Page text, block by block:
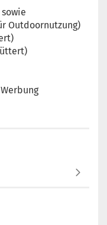
Outdoornutzung)